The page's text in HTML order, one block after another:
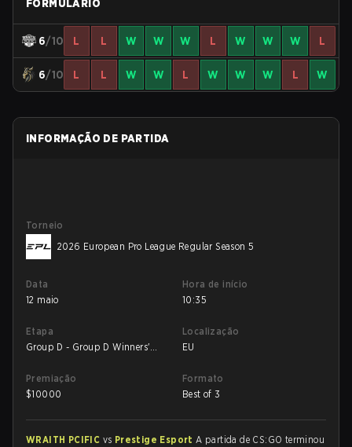
FORMULÁRIO
6/10 L L W W W L W W W L
6/10 L L W W L W W W L W
INFORMAÇÃO DE PARTIDA
Torneio
2026 European Pro League Regular Season 5
Data
12 maio
Hora de início
10:35
Etapa
Group D - Group D Winners'
Localização
EU
Premiação
$10000
Formato
Best of 3
WRAITH PCIFIC vs Prestige EsportA partida de CS:GO terminou